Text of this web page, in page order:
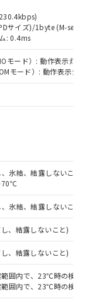
サイズ)/1byte (M-
: 0.4ms
モード）: 動作表示灯(
モード）: 動作表示
氷結、結露しないこと)
70℃
氷結、結露しないこと)
、結露しないこと)
、結露しないこと)
囲内で、23℃時の検
囲内で、23℃時の検
のうえ
事業取扱
準価格
ので
には、
品もある
）の
品で
の非含
のある
物質）の
出す予
質）の
認中の
で、有
として
RoHSの
RoHSの